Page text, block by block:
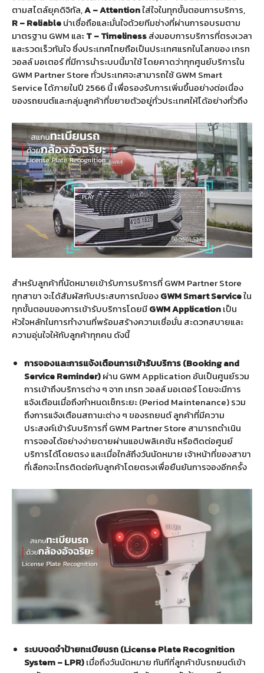
ตามสไตล์ยุคดิจิทัล,A – Attentionใส่ใจในทุกขั้นตอนการบริการ,
R – Reliableน่าเชื่อถือและมั่นใจด้วยทีมช่างที่ผ่านการอบรมตาม
มาตรฐาน GWM และT – Timelinessส่งมอบการบริการที่ตรงเวลา
และรวดเร็วทันใจ ซึ่งประเทศไทยถือเป็นประเทศแรกในโลกของ เกรท
วอลล์ มอเตอร์ ที่มีการนำระบบนี้มาใช้ โดยคาดว่าทุกศูนย์บริการใน
GWM Partner Store ทั่วประเทศจะสามารถใช้ GWM Smart
Service ได้ภายในปี 2566 นี้ เพื่อรองรับการเพิ่มขึ้นอย่างต่อเนื่อง
ของรถยนต์และกลุ่มลูกค้าที่ขยายตัวอยู่ทั่วประเทศให้ได้อย่างทั่วถึง
สำหรับลูกค้าที่นัดหมายเข้ารับการบริการที่ GWM Partner Store
ทุกสาขา จะได้สัมผัสกับประสบการณ์ของGWM Smart Serviceใน
ทุกขั้นตอนของการเข้ารับบริการโดยมีGWM Applicationเป็น
หัวใจหลักในการทำงานที่พร้อมสร้างความเชื่อมั่น สะดวกสบายและ
ความอุ่นใจให้กับลูกค้าทุกคน ดังนี้
การจองและการแจ้งเตือนการเข้ารับบริการ (Booking and
Service Reminder)ผ่าน GWM Application อันเป็นศูนย์รวม
การเข้าถึงบริการต่าง ๆ จาก เกรท วอลล์ มอเตอร์ โดยจะมีการ
แจ้งเตือนเมื่อถึงกำหนดเช็กระยะ (Period Maintenance) รวม
ถึงการแจ้งเตือนสถานะต่าง ๆ ของรถยนต์ ลูกค้าที่มีความ
ประสงค์เข้ารับบริการที่ GWM Partner Store สามารถดำเนิน
การจองได้อย่างง่ายดายผ่านแอปพลิเคชัน หรือติดต่อศูนย์
บริการได้โดยตรง และเมื่อใกล้ถึงวันนัดหมาย เจ้าหน้าที่ของสาขา
ที่เลือกจะโทรติดต่อกับลูกค้าโดยตรงเพื่อยืนยันการจองอีกครั้ง
ระบบจดจำป้ายทะเบียนรถ (License Plate Recognition
System – LPR)เมื่อถึงวันนัดหมาย ทันทีที่ลูกค้าขับรถยนต์เข้า